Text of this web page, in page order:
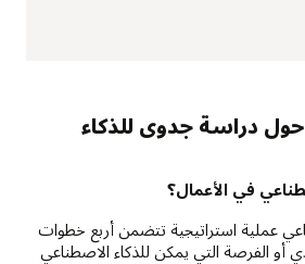
حول دراسة جدوى للذكاء
في الأعمال؟
عملية استراتيجية تتضمن أربع خطوات
أو الفرصة التي يمكن للذكاء الاصطناعي